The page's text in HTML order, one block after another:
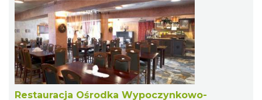
Restauracja Ośrodka Wypoczynkowo-